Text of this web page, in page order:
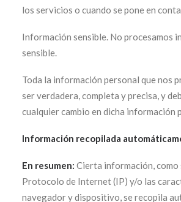
los servicios o cuando se pone en
Información sensible. No procesamos
sensible.
Toda la información personal que nos
ser verdadera, completa y precisa, y
cualquier cambio en dicha información
Información recopilada
En resumen: Cierta información, como
Protocolo de Internet (IP) y/o las
navegador y dispositivo, se recopila